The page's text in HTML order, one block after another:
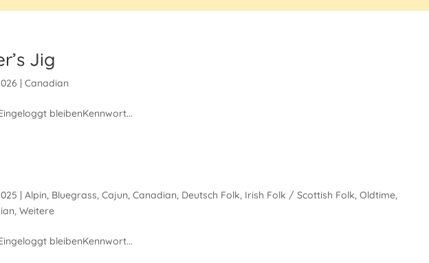
Jig
|Canadian
bleibenKennwort...
|Alpin, Bluegrass,Cajun,Canadian, Deutsch Folk, Irish Folk / Scottish Folk,Oldtime,
,Weitere
bleibenKennwort...